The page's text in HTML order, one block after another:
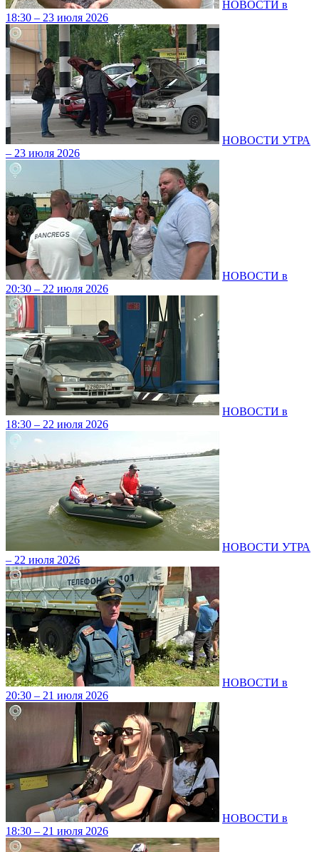
НОВОСТИ в
18:30 – 23 июля 2026
НОВОСТИ УТРА
– 23 июля 2026
НОВОСТИ в
20:30 – 22 июля 2026
НОВОСТИ в
18:30 – 22 июля 2026
НОВОСТИ УТРА
– 22 июля 2026
НОВОСТИ в
20:30 – 21 июля 2026
НОВОСТИ в
18:30 – 21 июля 2026